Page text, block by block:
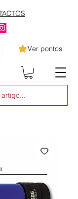
Ver pontos